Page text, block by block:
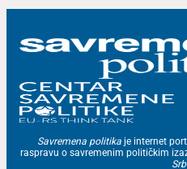
Savremena politika je internet
raspravu o savremenim političkim